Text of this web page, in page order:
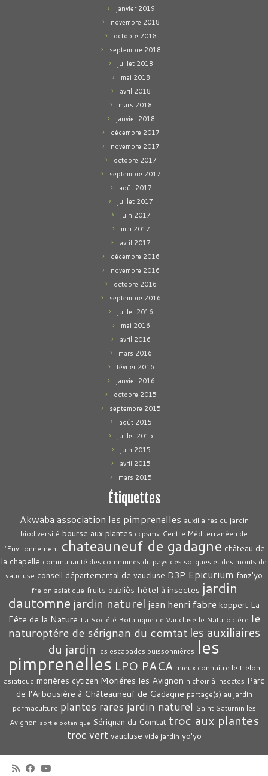
janvier 2019
novembre 2018
octobre 2018
septembre 2018
juillet 2018
mai 2018
avril 2018
mars 2018
janvier 2018
décembre 2017
novembre 2017
octobre 2017
septembre 2017
août 2017
juillet 2017
juin 2017
mai 2017
avril 2017
décembre 2016
novembre 2016
octobre 2016
septembre 2016
juillet 2016
mai 2016
avril 2016
mars 2016
février 2016
janvier 2016
octobre 2015
septembre 2015
août 2015
juillet 2015
juin 2015
avril 2015
mars 2015
Étiquettes
Akwaba association les pimprenelles auxiliaires du jardin
biodiversité bourse aux plantes ccpsmv Centre Méditerranéen de
l’Environnement chateauneuf de gadagne château de
la chapelle communauté des communes du pays des sorgues et des monts de
vaucluse conseil départemental de vaucluse D3P Epicurium fanz'yo
frelon asiatique fruits oubliès hôtel à insectes jardin
dautomne jardin naturel jean henri fabre koppert La
Fête de la Nature La Société Botanique de Vaucluse le Naturoptére le
naturoptére de sérignan du comtat les auxiliaires
du jardin les escapades buissonnières les
pimprenelles LPO PACA mieux connaître le frelon
asiatique moriéres cytizen Moriéres les Avignon nichoir à insectes Parc
de l'Arbousière à Châteauneuf de Gadagne partage(s) au jardin
permaculture plantes rares jardin naturel Saint Saturnin les
Avignon sortie botanique Sérignan du Comtat troc aux plantes
troc vert vaucluse vide jardin yo'yo